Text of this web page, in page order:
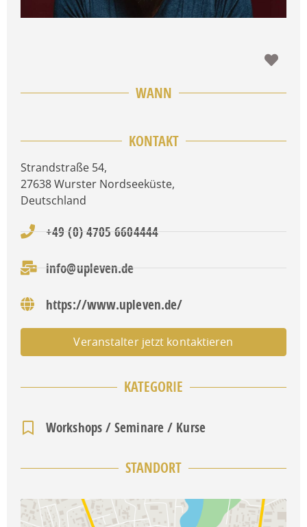
WANN
KONTAKT
Strandstraße 54,
27638Wurster Nordseeküste,
Deutschland
+49 (0) 4705 6604444
info@upleven.de
https://www.upleven.de/
Veranstalter jetzt kontaktieren
KATEGORIE
Workshops / Seminare / Kurse
STANDORT